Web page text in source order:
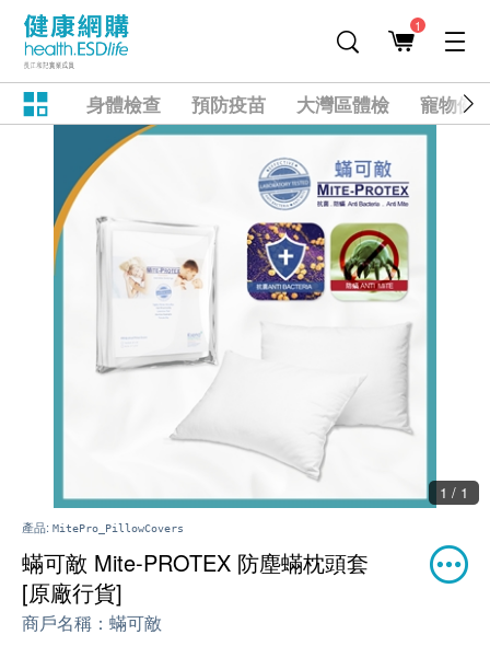
1
身體檢查 預防疫苗 大灣區體檢 寵物健
1 / 1
產品: MitePro_PillowCovers
蟎可敵 Mite-PROTEX 防塵蟎枕頭套
[原廠行貨]
商戶名稱： 蟎可敵